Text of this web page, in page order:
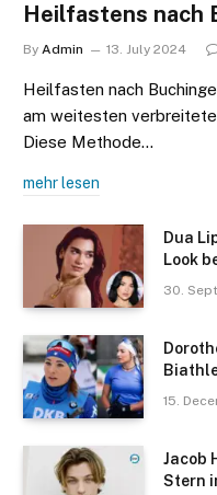
Heilfastens nach
By Admin 13. July 2024
Heilfasten nach
am weitesten
Diese Methode…
mehr lesen
Dua
Look
30.
15.
Jacob
Stern